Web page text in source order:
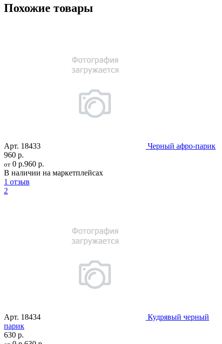
Похожие товары
Арт. 18433
Черный афро-парик
960 р.
от 0 р.960 р.
В наличии на маркетплейсах
1 отзыв
2
Арт. 18434
Кудрявый черный
парик
630 р.